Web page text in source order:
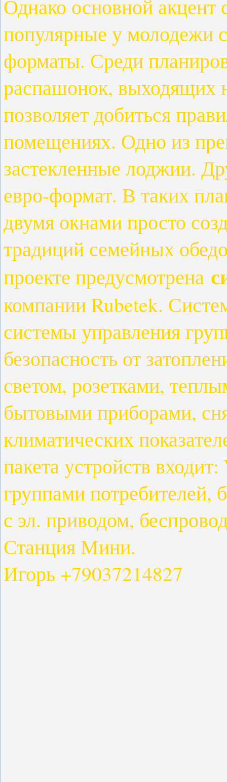
Однако основной акцент
популярные у молодежи
форматы. Среди
распашонок, выходящих
позволяет добиться
помещениях. Одно из
застекленные лоджии.
евро-формат. В таких
двумя окнами просто
традиций семейных
проекте предусмотрена
компании Rubetek.
системы управления
безопасность от
светом, розетками,
бытовыми приборами,
климатических
пакета устройств
группами потребителей,
с эл. приводом,
Станция Мини.
Игорь +79037214827